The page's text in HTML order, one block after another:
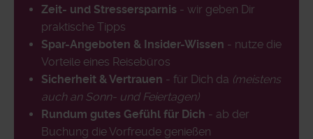
Zeit- und Stressersparnis - wir geben Dir
praktische Tipps
Spar-Angeboten & Insider-Wissen - nutze die
Vorteile eines Reisebüros
Sicherheit & Vertrauen - für Dich da (meistens
auch an Sonn- und Feiertagen)
Rundum gutes Gefühl für Dich - ab der
Buchung die Vorfreude genießen